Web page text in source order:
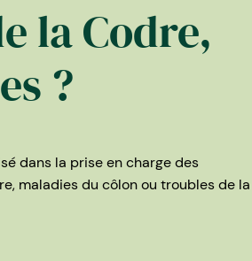
la Codre,
?
dans la prise en charge des
maladies du côlon ou troubles de la